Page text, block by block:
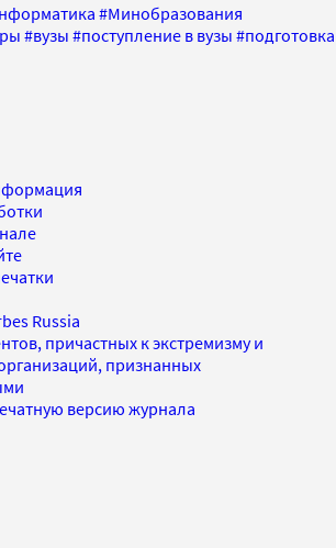
#Минобразования
#вузы #поступление в вузы #подготовка
Russia
причастных к экстремизму и
признанных
версию журнала